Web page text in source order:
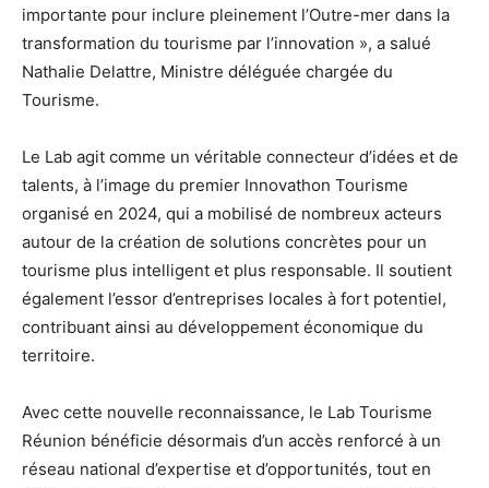
importante pour inclure pleinement l’Outre-mer dans la
transformation du tourisme par l’innovation », a salué
Nathalie Delattre, Ministre déléguée chargée du
Tourisme.
Le Lab agit comme un véritable connecteur d’idées et de
talents, à l’image du premier Innovathon Tourisme
organisé en 2024, qui a mobilisé de nombreux acteurs
autour de la création de solutions concrètes pour un
tourisme plus intelligent et plus responsable. Il soutient
également l’essor d’entreprises locales à fort potentiel,
contribuant ainsi au développement économique du
territoire.
Avec cette nouvelle reconnaissance, le Lab Tourisme
Réunion bénéficie désormais d’un accès renforcé à un
réseau national d’expertise et d’opportunités, tout en